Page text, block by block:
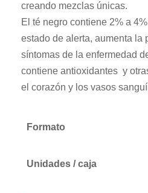
creando mezclas únicas.
El té negro contiene 2% a
estado de alerta, aumenta la
síntomas de la enfermedad
contiene antioxidantes y
el corazón y los vasos
Formato
Unidades / caja